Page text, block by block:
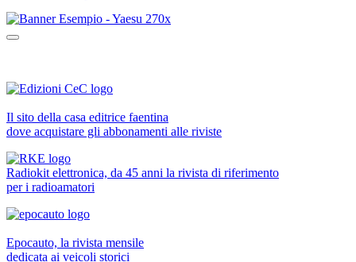
Il sito della casa editrice faentina
dove acquistare gli abbonamenti alle riviste
Radiokit elettronica, da 45 anni la rivista di riferimento
per i radioamatori
Epocauto, la rivista mensile
dedicata ai veicoli storici